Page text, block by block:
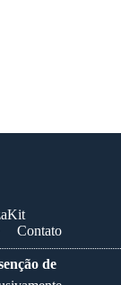
Contato
de